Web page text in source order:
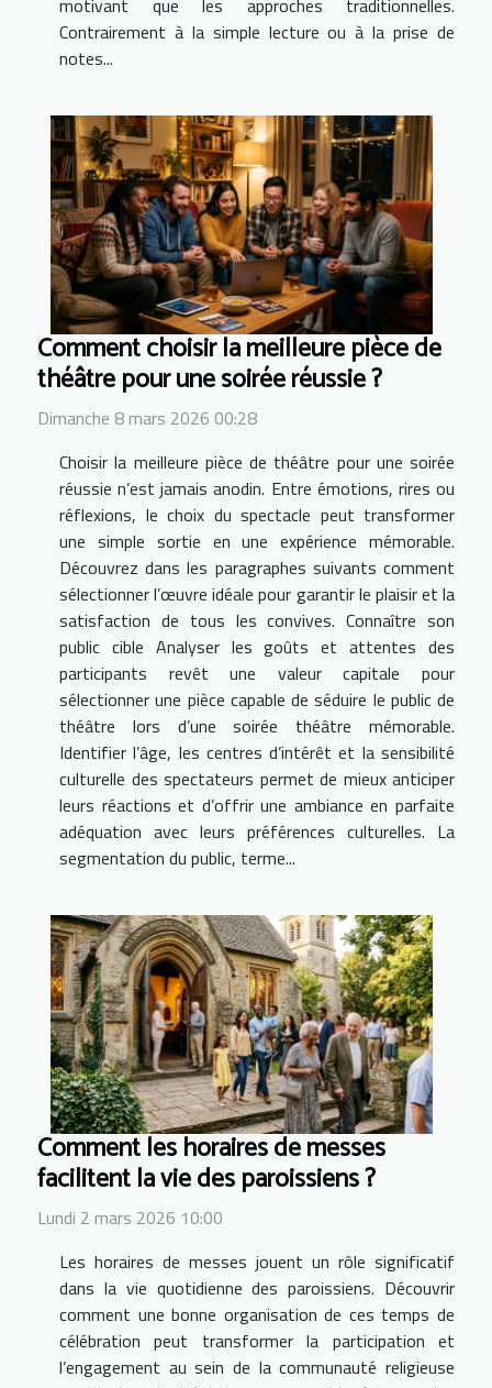
motivant que les approches traditionnelles.
Contrairement à la simple lecture ou à la prise de
notes...
Comment choisir la meilleure pièce de
théâtre pour une soirée réussie ?
Dimanche 8 mars 2026 00:28
Choisir la meilleure pièce de théâtre pour une soirée
réussie n’est jamais anodin. Entre émotions, rires ou
réflexions, le choix du spectacle peut transformer
une simple sortie en une expérience mémorable.
Découvrez dans les paragraphes suivants comment
sélectionner l’œuvre idéale pour garantir le plaisir et la
satisfaction de tous les convives. Connaître son
public cible Analyser les goûts et attentes des
participants revêt une valeur capitale pour
sélectionner une pièce capable de séduire le public de
théâtre lors d’une soirée théâtre mémorable.
Identifier l’âge, les centres d’intérêt et la sensibilité
culturelle des spectateurs permet de mieux anticiper
leurs réactions et d’offrir une ambiance en parfaite
adéquation avec leurs préférences culturelles. La
segmentation du public, terme...
Comment les horaires de messes
facilitent la vie des paroissiens ?
Lundi 2 mars 2026 10:00
Les horaires de messes jouent un rôle significatif
dans la vie quotidienne des paroissiens. Découvrir
comment une bonne organisation de ces temps de
célébration peut transformer la participation et
l’engagement au sein de la communauté religieuse